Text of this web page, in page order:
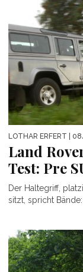
LOTHAR ERFERT |
Land
Test: Pre
Der Haltegriff,
sitzt, spricht